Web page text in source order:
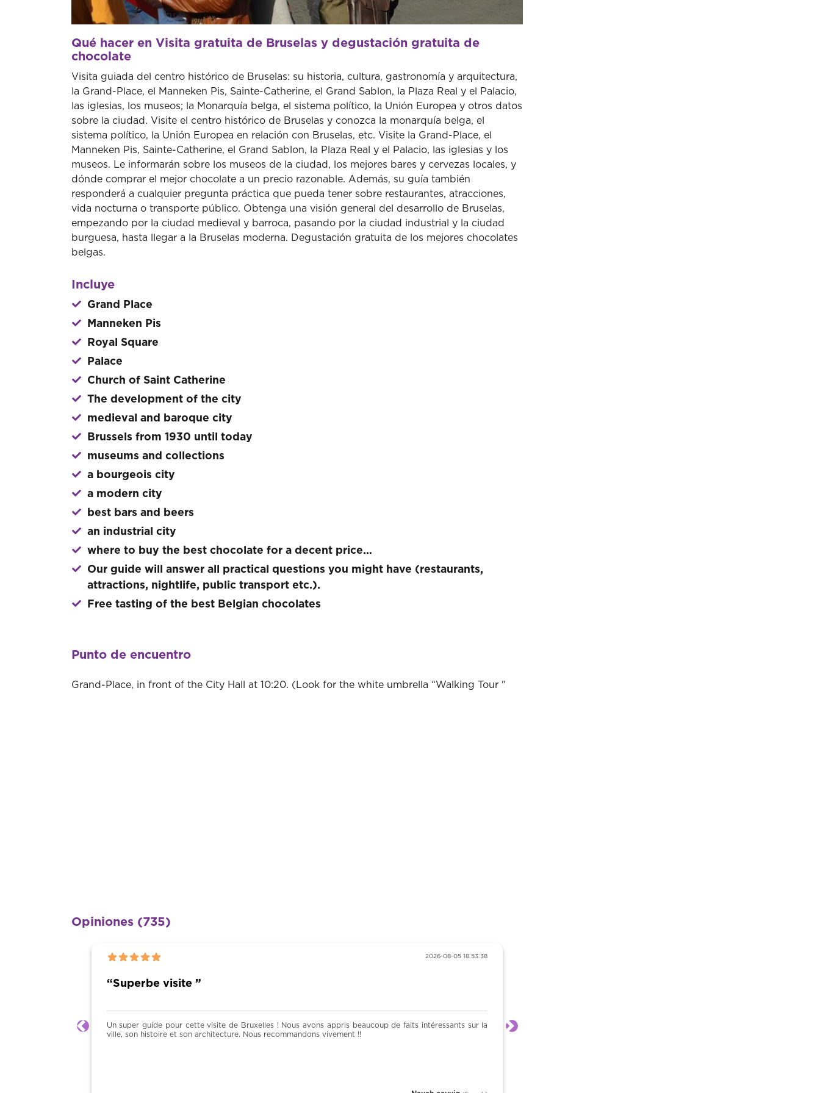
Qué hacer en Visita gratuita de Bruselas y degustación gratuita de
chocolate
Visita guiada del centro histórico de Bruselas: su historia, cultura, gastronomía y arquitectura,
la Grand-Place, el Manneken Pis, Sainte-Catherine, el Grand Sablon, la Plaza Real y el Palacio,
las iglesias, los museos; la Monarquía belga, el sistema político, la Unión Europea y otros datos
sobre la ciudad. Visite el centro histórico de Bruselas y conozca la monarquía belga, el
sistema político, la Unión Europea en relación con Bruselas, etc. Visite la Grand-Place, el
Manneken Pis, Sainte-Catherine, el Grand Sablon, la Plaza Real y el Palacio, las iglesias y los
museos. Le informarán sobre los museos de la ciudad, los mejores bares y cervezas locales, y
dónde comprar el mejor chocolate a un precio razonable. Además, su guía también
responderá a cualquier pregunta práctica que pueda tener sobre restaurantes, atracciones,
vida nocturna o transporte público. Obtenga una visión general del desarrollo de Bruselas,
empezando por la ciudad medieval y barroca, pasando por la ciudad industrial y la ciudad
burguesa, hasta llegar a la Bruselas moderna. Degustación gratuita de los mejores chocolates
belgas.
Incluye
Grand Place
Manneken Pis
Royal Square
Palace
Church of Saint Catherine
The development of the city
medieval and baroque city
Brussels from 1930 until today
museums and collections
a bourgeois city
a modern city
best bars and beers
an industrial city
where to buy the best chocolate for a decent price…
Our guide will answer all practical questions you might have (restaurants,
attractions, nightlife, public transport etc.).
Free tasting of the best Belgian chocolates
Punto de encuentro
Grand-Place, in front of the City Hall at 10:20. (Look for the white umbrella “Walking Tour "
Opiniones (735)
2026-08-05 18:53:38
“Superbe visite ”
Un super guide pour cette visite de Bruxelles ! Nous avons appris beaucoup de faits intéressants sur la
ville, son histoire et son architecture. Nous recommandons vivement !!
Anterior Siguiente